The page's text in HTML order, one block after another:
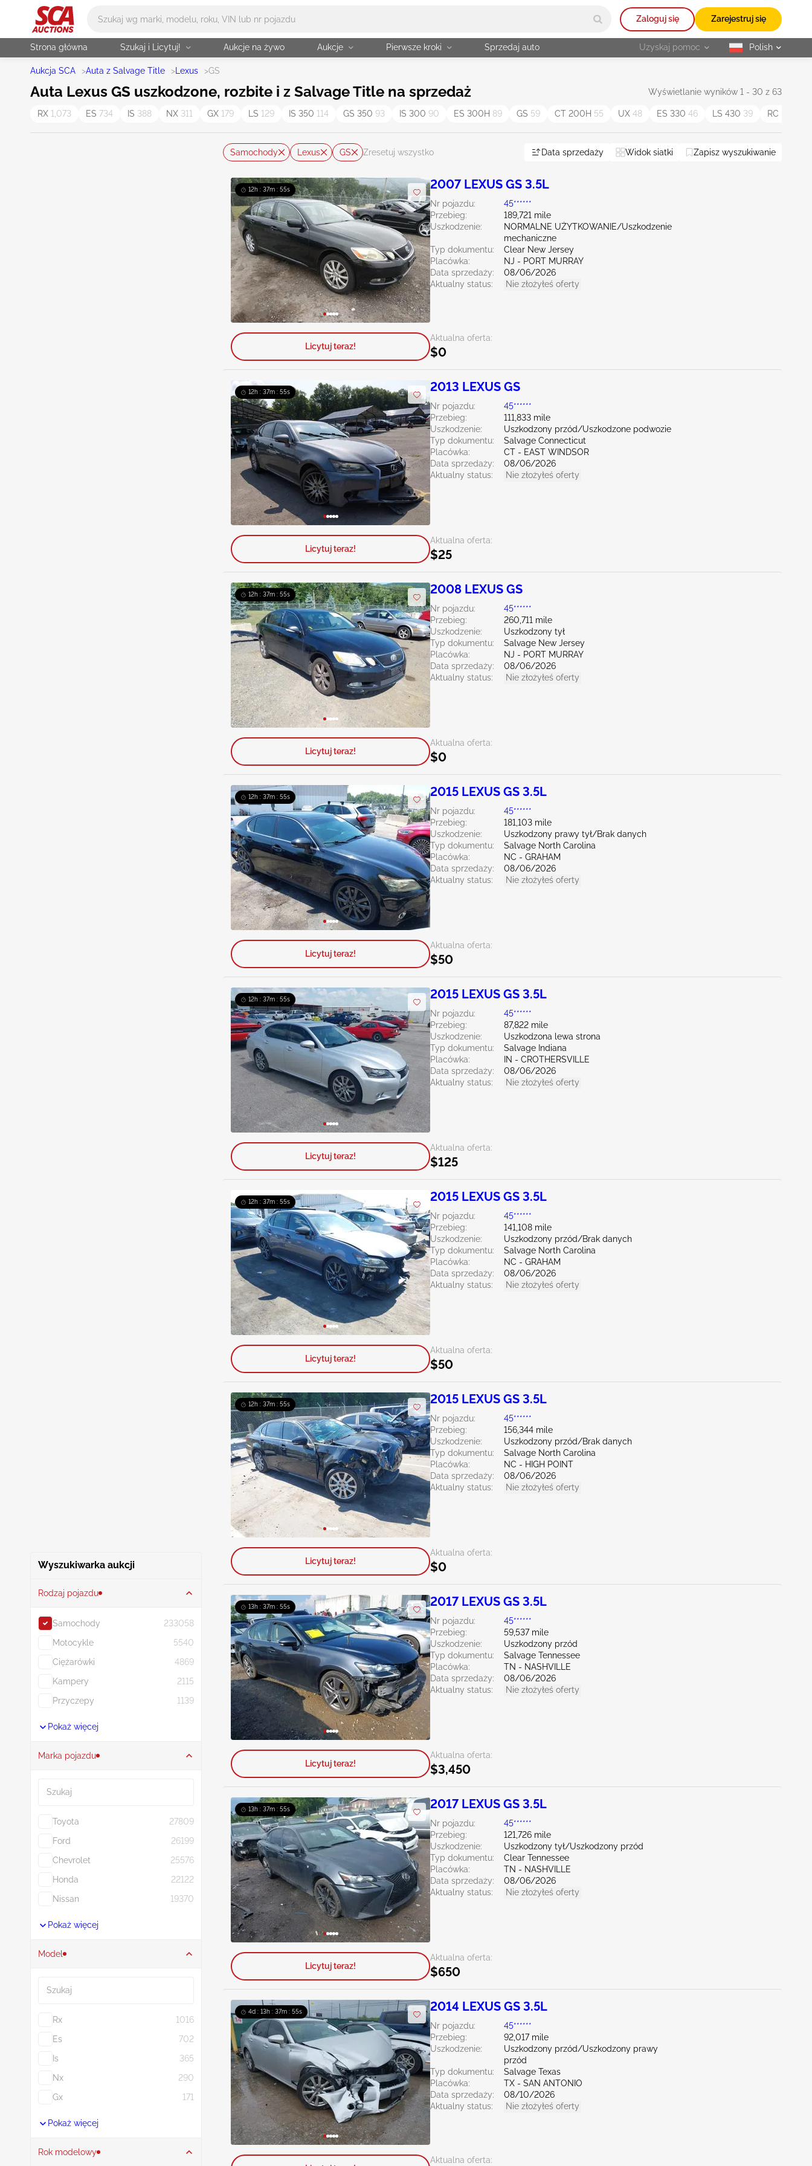
Zaloguj się Zarejestruj się
Strona główna Szukaj i Licytuj! Aukcje na żywo Aukcje Pierwsze kroki Sprzedaj auto Uzyskaj pomoc selected
Polish
Aukcja SCA >Auta z Salvage Title > Lexus >GS
Auta Lexus GS uszkodzone, rozbite i z Salvage Title na sprzedaż Wyświetlanie wyników 1 - 30 z 63
RX 1,073 ES 734 IS 388 NX 311 GX 179 LS 129 IS 350 114 GS 350 93 IS 300 90 ES 300H 89 GS 59 CT 200H 55 UX 48 ES 330 46 LS 430 39 RC
Wyszukiwarka aukcji
Rodzaj pojazdu
Samochody
233058
Motocykle
5540
Ciężarówki
4869
Kampery
2115
Przyczepy
1139
Pokaż więcej
Marka pojazdu
Toyota
27809
Ford
26199
Chevrolet
25576
Honda
22122
Nissan
19370
Pokaż więcej
Model
Rx
1016
Es
702
Is
365
Nx
290
Gx
171
Pokaż więcej
Rok modelowy
Samochody Lexus GS Zresetuj wszystko Data sprzedaży Widok siatki Zapisz wyszukiwanie
12h : 37m : 54s 2007 LEXUS GS 3.5L
Nr pojazdu:
45******
Przebieg:
189,721 mile
Uszkodzenie:
NORMALNE UŻYTKOWANIE/Uszkodzenie
mechaniczne
Typ dokumentu:
Clear New Jersey
Placówka:
NJ - PORT MURRAY
Data sprzedaży:
08/06/2026
Aktualny status:
Nie złożyłeś oferty
Aktualna oferta:
$0
Licytuj teraz!
12h : 37m : 54s 2013 LEXUS GS
Nr pojazdu:
45******
Przebieg:
111,833 mile
Uszkodzenie:
Uszkodzony przód/Uszkodzone podwozie
Typ dokumentu:
Salvage Connecticut
Placówka:
CT - EAST WINDSOR
Data sprzedaży:
08/06/2026
Aktualny status:
Nie złożyłeś oferty
Aktualna oferta:
$25
Licytuj teraz!
12h : 37m : 54s 2008 LEXUS GS
Nr pojazdu:
45******
Przebieg:
260,711 mile
Uszkodzenie:
Uszkodzony tył
Typ dokumentu:
Salvage New Jersey
Placówka:
NJ - PORT MURRAY
Data sprzedaży:
08/06/2026
Aktualny status:
Nie złożyłeś oferty
Aktualna oferta:
$0
Licytuj teraz!
12h : 37m : 54s 2015 LEXUS GS 3.5L
Nr pojazdu:
45******
Przebieg:
181,103 mile
Uszkodzenie:
Uszkodzony prawy tył/Brak danych
Typ dokumentu:
Salvage North Carolina
Placówka:
NC - GRAHAM
Data sprzedaży:
08/06/2026
Aktualny status:
Nie złożyłeś oferty
Aktualna oferta:
$50
Licytuj teraz!
12h : 37m : 54s 2015 LEXUS GS 3.5L
Nr pojazdu:
45******
Przebieg:
87,822 mile
Uszkodzenie:
Uszkodzona lewa strona
Typ dokumentu:
Salvage Indiana
Placówka:
IN - CROTHERSVILLE
Data sprzedaży:
08/06/2026
Aktualny status:
Nie złożyłeś oferty
Aktualna oferta:
$125
Licytuj teraz!
12h : 37m : 54s 2015 LEXUS GS 3.5L
Nr pojazdu:
45******
Przebieg:
141,108 mile
Uszkodzenie:
Uszkodzony przód/Brak danych
Typ dokumentu:
Salvage North Carolina
Placówka:
NC - GRAHAM
Data sprzedaży:
08/06/2026
Aktualny status:
Nie złożyłeś oferty
Aktualna oferta:
$50
Licytuj teraz!
12h : 37m : 54s 2015 LEXUS GS 3.5L
Nr pojazdu:
45******
Przebieg:
156,344 mile
Uszkodzenie:
Uszkodzony przód/Brak danych
Typ dokumentu:
Salvage North Carolina
Placówka:
NC - HIGH POINT
Data sprzedaży:
08/06/2026
Aktualny status:
Nie złożyłeś oferty
Aktualna oferta:
$0
Licytuj teraz!
13h : 37m : 54s 2017 LEXUS GS 3.5L
Nr pojazdu:
45******
Przebieg:
59,537 mile
Uszkodzenie:
Uszkodzony przód
Typ dokumentu:
Salvage Tennessee
Placówka:
TN - NASHVILLE
Data sprzedaży:
08/06/2026
Aktualny status:
Nie złożyłeś oferty
Aktualna oferta:
$3,450
Licytuj teraz!
13h : 37m : 54s 2017 LEXUS GS 3.5L
Nr pojazdu:
45******
Przebieg:
121,726 mile
Uszkodzenie:
Uszkodzony tył/Uszkodzony przód
Typ dokumentu:
Clear Tennessee
Placówka:
TN - NASHVILLE
Data sprzedaży:
08/06/2026
Aktualny status:
Nie złożyłeś oferty
Aktualna oferta:
$650
Licytuj teraz!
4d : 13h : 37m : 54s 2014 LEXUS GS 3.5L
Nr pojazdu:
45******
Przebieg:
92,017 mile
Uszkodzenie:
Uszkodzony przód/Uszkodzony prawy
przód
Typ dokumentu:
Salvage Texas
Placówka:
TX - SAN ANTONIO
Data sprzedaży:
08/10/2026
Aktualny status:
Nie złożyłeś oferty
Aktualna oferta: